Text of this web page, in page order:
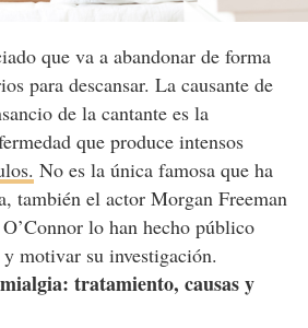
que va a abandonar de forma
para descansar. La causante de
de la cantante es la
que produce intensos
No es la única famosa que ha
también el actor Morgan Freeman
lo han hecho público
motivar su investigación.
tratamiento, causas y